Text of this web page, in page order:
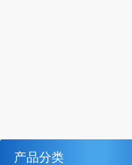
产品分类